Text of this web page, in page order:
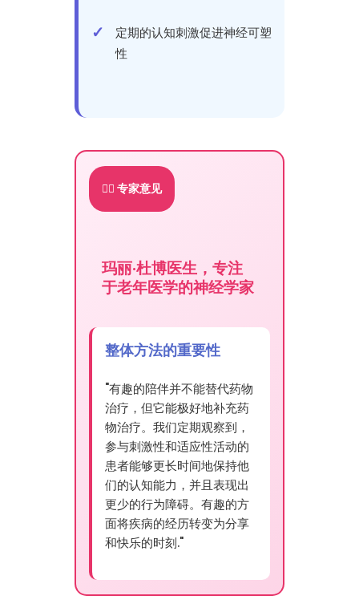
定期的认知刺激促进神经可塑
性
👨‍⚕️ 专家意见
玛丽·杜博医生，专注
于老年医学的神经学家
整体方法的重要性
"有趣的陪伴并不能替代药物
治疗，但它能极好地补充药
物治疗。我们定期观察到，
参与刺激性和适应性活动的
患者能够更长时间地保持他
们的认知能力，并且表现出
更少的行为障碍。有趣的方
面将疾病的经历转变为分享
和快乐的时刻."